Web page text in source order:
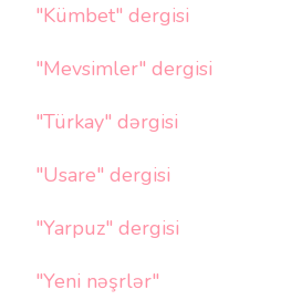
"Kümbet" dergisi
"Mevsimler" dergisi
"Türkay" dərgisi
"Usare" dergisi
"Yarpuz" dergisi
"Yeni nəşrlər"